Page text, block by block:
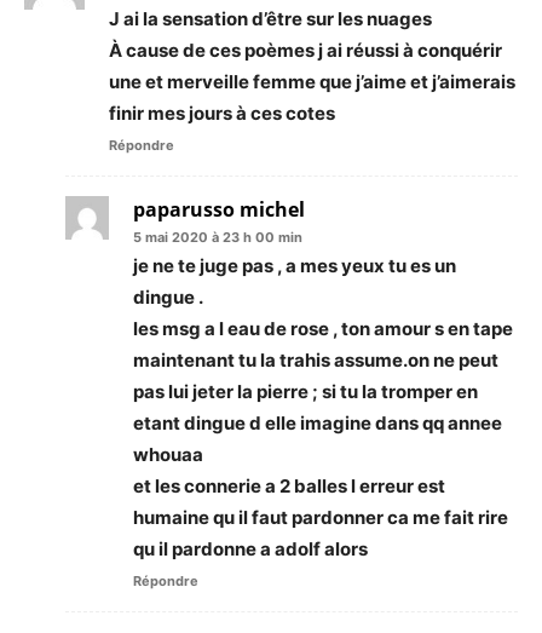
J ai la sensation d’être sur les nuages
À cause de ces poèmes j ai réussi à conquérir
une et merveille femme que j’aime et j’aimerais
finir mes jours à ces cotes
Répondre
paparusso michel
5 mai 2020 à 23 h 00 min
je ne te juge pas , a mes yeux tu es un
dingue .
les msg a l eau de rose , ton amour s en tape
maintenant tu la trahis assume.on ne peut
pas lui jeter la pierre ; si tu la tromper en
etant dingue d elle imagine dans qq annee
whouaa
et les connerie a 2 balles l erreur est
humaine qu il faut pardonner ca me fait rire
qu il pardonne a adolf alors
Répondre